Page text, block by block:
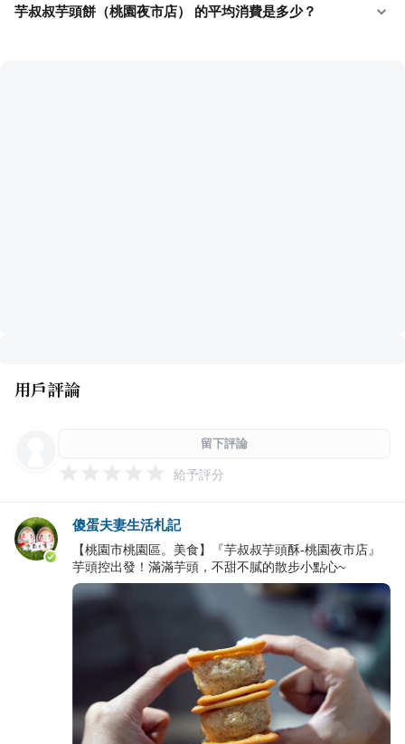
芋叔叔芋頭餅（桃園夜市店） 的平均消費是多少？
用戶評論
留下評論
給予評分
傻蛋夫妻生活札記
【桃園市桃園區。美食】『芋叔叔芋頭酥-桃園夜市店』
芋頭控出發！滿滿芋頭，不甜不膩的散步小點心~